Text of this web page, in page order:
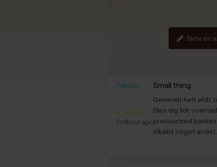
★☆☆☆☆
Skriv en
Tobias
1 måned ago
Small thing
Generelt helt vildt
Blev dig lidt
pressurized
tilkøbt noget andet.